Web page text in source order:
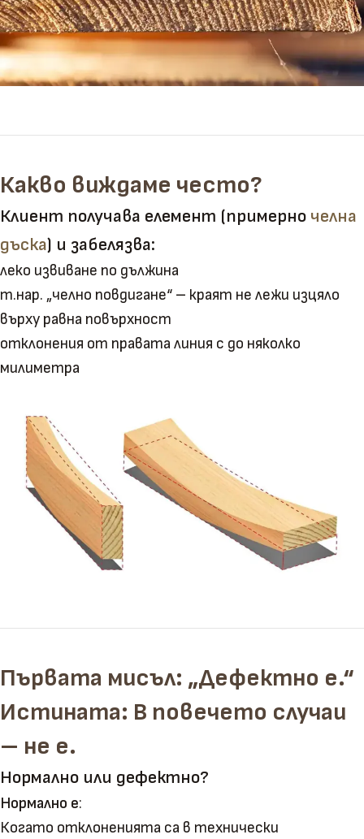
Какво виждаме често?
Клиент получава елемент (примерно челна
дъска) и забелязва:
леко извиване по дължина
т.нар. „челно повдигане“ – краят не лежи изцяло
върху равна повърхност
отклонения от правата линия с до няколко
милиметра
Първата мисъл: „Дефектно е.“
Истината: В повечето случаи
– не е.
Нормално или дефектно?
Нормално е:
Когато отклоненията са в технически